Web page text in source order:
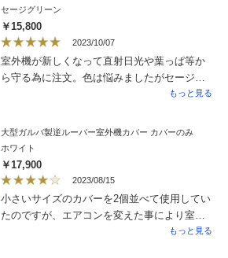
セージグリーン
￥15,800
2023/10/07
室外機が新しくなって直射日光や葉っぱ等か
ら守る為に注文。色は悩みましたがセージグ
リーンの名前に惹かれて決めました。前のは
ので優しい雰囲気になり大満足です。組み立
ても70過ぎの婆さん１人で簡単に出来まし
た。上に種まいたプランターを乗せて花を楽
しみに眺めています。同色のサイドパネルも
購入したので爽やかさ満載！この色にして良
かったです。
もっと見る
大型ガルバ製逆ルーバー室外機カバー カバーのみ
ホワイト
￥17,900
2023/08/15
小さいサイズのカバーを2個並べて使用してい
たのですが、エアコンを変えた事により室外
機が大きくなってしまったので、大型を購入
もっと見る